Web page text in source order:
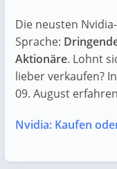
Die neusten
Sprache:
Aktionäre. Lohnt
lieber verkaufen?
09. August
Nvidia: Kaufen